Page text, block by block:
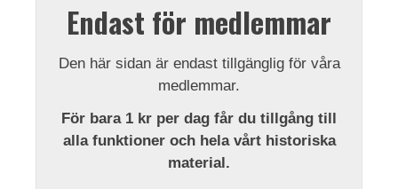
Endast för medlemmar
Den här sidan är endast tillgänglig för våra
medlemmar.
För bara 1 kr per dag får du tillgång till
alla funktioner och hela vårt historiska
material.